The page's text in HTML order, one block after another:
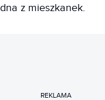
z mieszkanek.
REKLAMA